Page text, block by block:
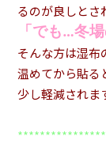
るのが良しとさ
「でも…冬
そんな方は湿布
温めてから貼る
少し軽減され